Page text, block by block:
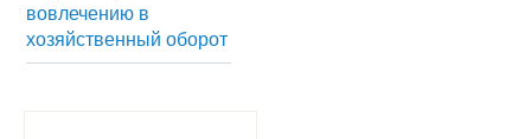
вовлечению в
хозяйственный оборот